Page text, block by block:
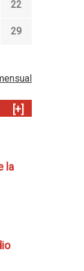
22
29
[+]
la